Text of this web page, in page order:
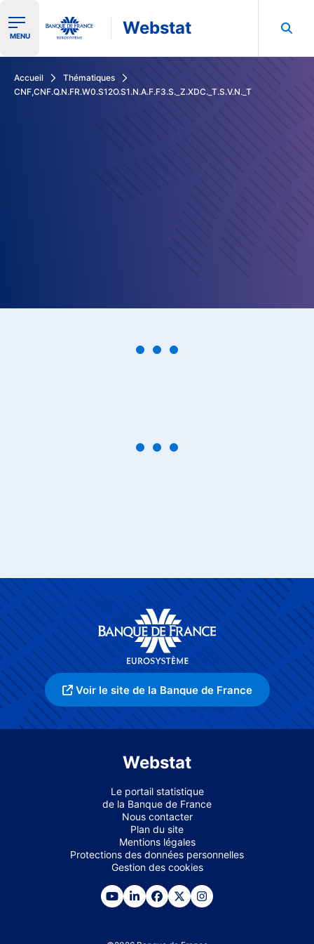
Ouvrir le menu de navigation
MENU Webstat
Accueil
Thématiques
CNF,CNF.Q.N.FR.W0.S12O.S1.N.A.F.F3.S._Z.XDC._T.S.V.N._T
Voir le site de la Banque de France
Webstat
Le portail statistique
de la Banque de France
Nous contacter
Plan du site
Mentions légales
Protections des données personnelles
Gestion des cookies